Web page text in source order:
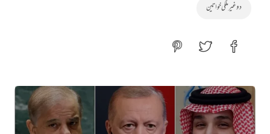
دو غیرملکی خواتین